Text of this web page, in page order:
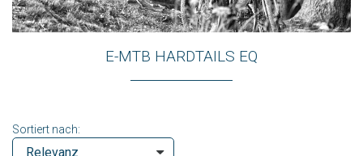
E-MTB HARDTAILS EQ
Sortiert nach: